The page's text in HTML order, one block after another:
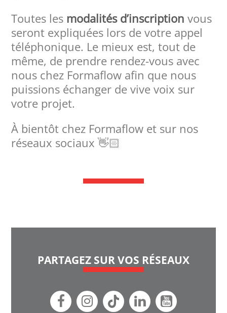
Toutes les modalités d’inscription vous
seront expliquées lors de votre appel
téléphonique. Le mieux est, tout de
même, de prendre rendez-vous avec
nous chez Formaflow afin que nous
puissions échanger de vive voix sur
votre projet.
À bientôt chez Formaflow et sur nos
réseaux sociaux 👋🏻
PARTAGEZ SUR VOS RÉSEAUX